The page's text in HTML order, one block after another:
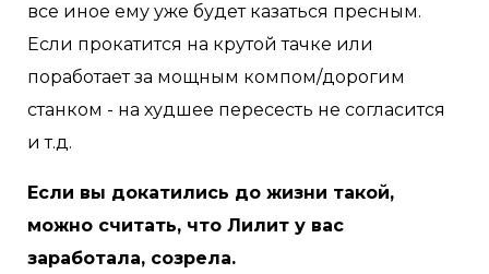
все иное ему уже будет казаться пресным.
Если прокатится на крутой тачке или
поработает за мощным компом/дорогим
станком - на худшее пересесть не согласится
и т.д.
Если вы докатились до жизни такой,
можно считать, что Лилит у вас
заработала, созрела.